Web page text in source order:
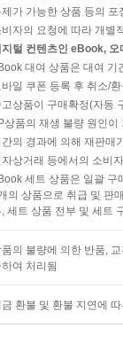
제가 가능한 상품 등의
비자의 요청에 따라 개별
지털 컨텐츠인 eBook,
대여 상품은 대여 기
바일 쿠폰 등록 후 취소/
고상품이 구매확정(자동
상품의 재생 불량 원인
의 경과에 의해 재판매
자상거래 등에서의 소비
세트 상품은 일괄 구
의 상품으로 취급 및 판
, 세트 상품 전부 및 세트
의 불량에 의한 반품,
하여 처리됨
환불 및 환불 지연에